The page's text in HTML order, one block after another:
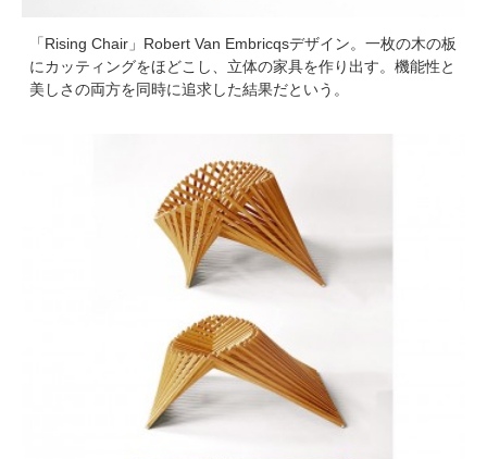
「Rising Chair」Robert Van Embricqsデザイン。一枚の木の板
にカッティングをほどこし、立体の家具を作り出す。機能性と
美しさの両方を同時に追求した結果だという。